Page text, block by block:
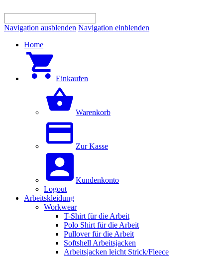
Navigation ausblenden Navigation einblenden
Home
Einkaufen
Warenkorb
Zur Kasse
Kundenkonto
Logout
Arbeitskleidung
Workwear
T-Shirt für die Arbeit
Polo Shirt für die Arbeit
Pullover für die Arbeit
Softshell Arbeitsjacken
Arbeitsjacken leicht Strick/Fleece